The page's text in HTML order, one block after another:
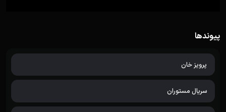
پیوندها
پرویز خان
سریال مستوران